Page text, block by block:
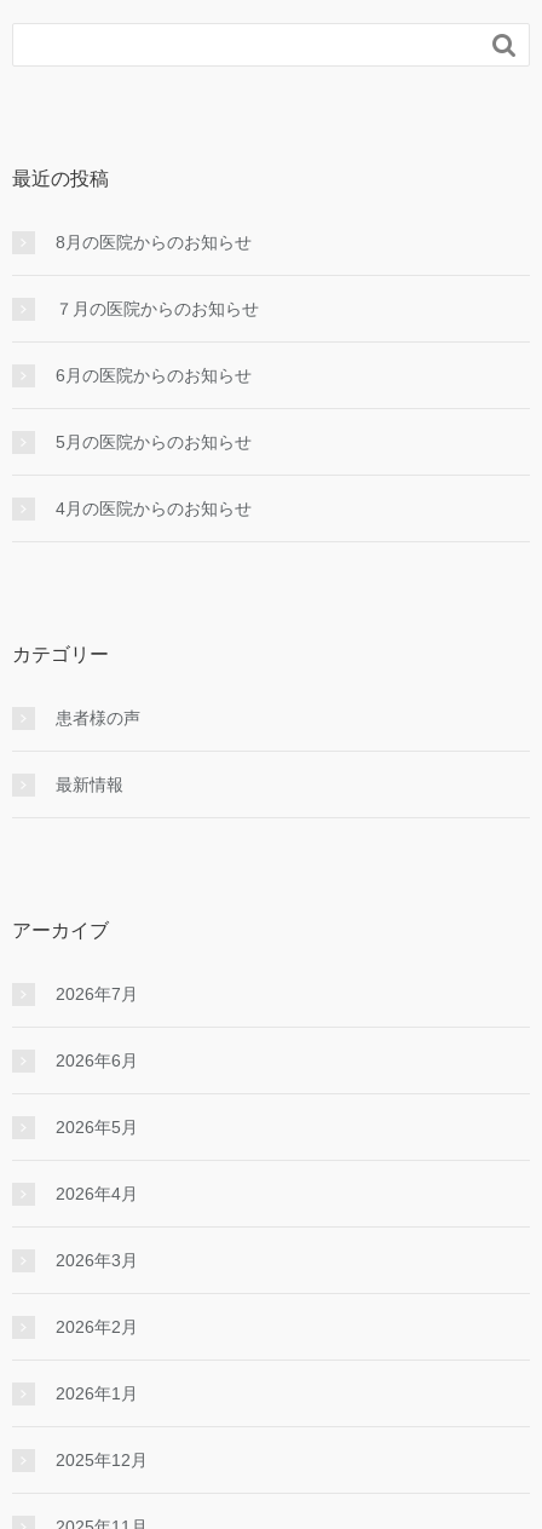

最近の投稿
8月の医院からのお知らせ
７月の医院からのお知らせ
6月の医院からのお知らせ
5月の医院からのお知らせ
4月の医院からのお知らせ
カテゴリー
患者様の声
最新情報
アーカイブ
2026年7月
2026年6月
2026年5月
2026年4月
2026年3月
2026年2月
2026年1月
2025年12月